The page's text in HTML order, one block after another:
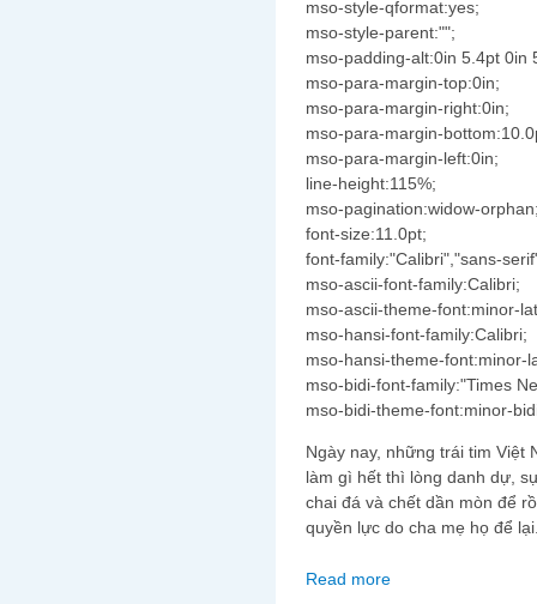
mso-style-qformat:yes;
mso-style-parent:"";
mso-padding-alt:0in 5.4pt 0in
mso-para-margin-top:0in;
mso-para-margin-right:0in;
mso-para-margin-
mso-para-margin-left:0in;
line-height:115%;
mso-pagination:widow-
font-size:11.0pt;
font-family:"Calibri","sans-
mso-ascii-font-family:Calibri;
mso-ascii-theme-font:minor-
mso-hansi-font-family:Calibri;
mso-hansi-theme-font:minor-
mso-bidi-font-family:"Times
mso-bidi-theme-font:minor-
Ngày nay, những trái tim Việt
làm gì hết thì lòng danh dự,
chai đá và chết dần mòn để
quyền lực do cha mẹ họ để
Read more